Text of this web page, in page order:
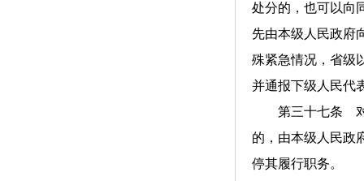
处分的，也可以向
先由本级人民政府
殊紧急情况，省级
并通报下级人民代
第三十七条 对地
的，由本级人民政
停其履行职务。